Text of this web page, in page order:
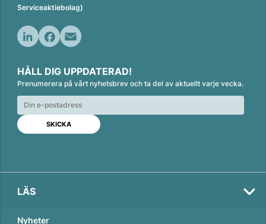
Serviceaktiebolag)
n
k
e
d
n
c
e
b
o
o
k
a
i
l
HÅLL DIG UPPDATERAD!
Prenumerera på vårt nyhetsbrev och ta del av aktuellt varje vecka.
LÄS
Nyheter